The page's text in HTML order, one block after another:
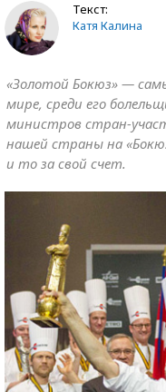
Текст:
Катя Калина
«Золотой Бокюз» —
мире, среди его
министров стран-
нашей страны на
и то за свой счет.